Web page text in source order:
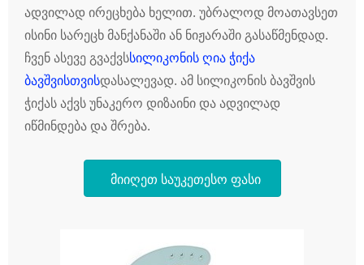
ადვილად ირეცხება ხელით. უბრალოდ მოათავსეთ
ისინი სარეცხ მანქანაში ან ნიჟარაში გასაწმენდად.
ჩვენ ასევე გვაქვსსილიკონის ღია ჭიქა
ბავშვისთვისდასალევად. ამ სილიკონის ბავშვის
ჭიქას აქვს უნაკერო დიზაინი და ადვილად
იწმინდება და შრება.
მიიღეთ საუკეთესო ფასი